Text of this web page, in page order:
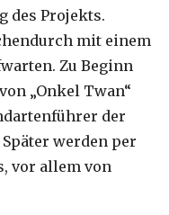
des Projekts.
mit einem
Zu Beginn
„Onkel Twan“
der
werden per
vor allem von